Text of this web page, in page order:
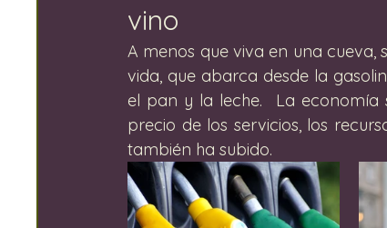
vino
A menos que viva en una
vida, que abarca desde la
el pan y la leche.  La
precio de los servicios, los
también ha subido.